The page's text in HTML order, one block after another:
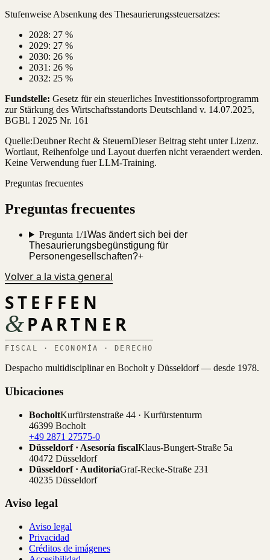
Stufenweise Absenkung des Thesaurierungssteuersatzes:
2028: 27 %
2029: 27 %
2030: 26 %
2031: 26 %
2032: 25 %
Fundstelle: Gesetz für ein steuerliches Investitionssofortprogramm
zur Stärkung des Wirtschaftsstandorts Deutschland v. 14.07.2025,
BGBl. I 2025 Nr. 161
Quelle:Deubner Recht & SteuernDieser Beitrag steht unter Lizenz.
Wortlaut, Reihenfolge und Layout duerfen nicht veraendert werden.
Keine Verwendung fuer LLM-Training.
Preguntas frecuentes
Preguntas frecuentes
Pregunta 1/1Was ändert sich bei der
Thesaurierungsbegünstigung für
Personengesellschaften?+
Volver a la vista general
STEFFEN
&PARTNER
FISCAL · ECONOMÍA · DERECHO
Despacho multidisciplinar en Bocholt y Düsseldorf — desde 1978.
Ubicaciones
BocholtKurfürstenstraße 44 · Kurfürstenturm
46399 Bocholt
+49 2871 27575-0
Düsseldorf · Asesoría fiscalKlaus-Bungert-Straße 5a
40472 Düsseldorf
Düsseldorf · AuditoríaGraf-Recke-Straße 231
40235 Düsseldorf
Aviso legal
Aviso legal
Privacidad
Créditos de imágenes